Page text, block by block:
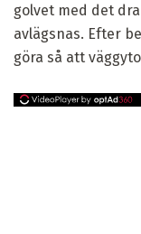
golvet med det
avlägsnas. Efter
göra så att